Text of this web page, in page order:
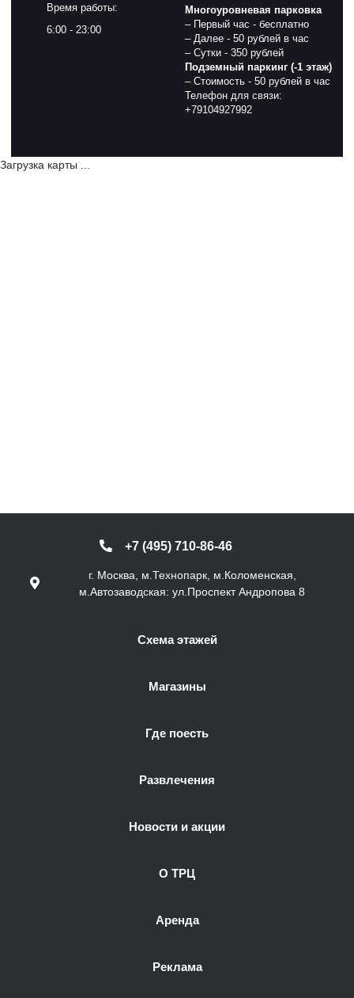
Время работы:
6:00 - 23:00
Многоуровневая парковка
– Первый час - бесплатно
– Далее - 50 рублей в час
– Сутки - 350 рублей
Подземный паркинг (-1 этаж)
– Стоимость - 50 рублей в час
Телефон для связи:
+79104927992
Загрузка карты ...
+7 (495) 710-86-46
г. Москва, м.Технопарк, м.Коломенская,
м.Автозаводская: ул.Проспект Андропова 8
Схема этажей
Магазины
Где поесть
Развлечения
Новости и акции
О ТРЦ
Аренда
Реклама